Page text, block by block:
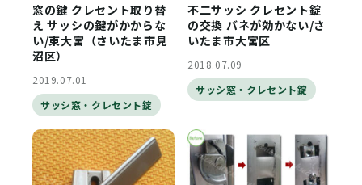
窓の鍵 クレセント取り替
え サッシの鍵がかからな
い/東大宮（さいたま市見
沼区）
2019.07.01
サッシ窓・クレセント錠
不二サッシ クレセント錠
の交換 バネが効かない/さ
いたま市大宮区
2018.07.09
サッシ窓・クレセント錠